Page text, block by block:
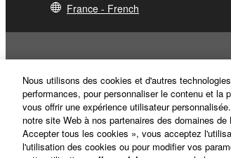
France - French
Nous utilisons des cookies et d'autres
performances, pour personnaliser le contenu et
vous offrir une expérience utilisateur
notre site Web à nos partenaires des domaines
Accepter tous les cookies », vous acceptez
l'utilisation des cookies ou pour modifier vos